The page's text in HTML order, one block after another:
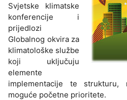
Svjetske klimatske
konferencije i
prijedlozi
Globalnog okvira za
klimatološke službe
koji uključuju
elemente
implementacije te
moguće početne prioritete.